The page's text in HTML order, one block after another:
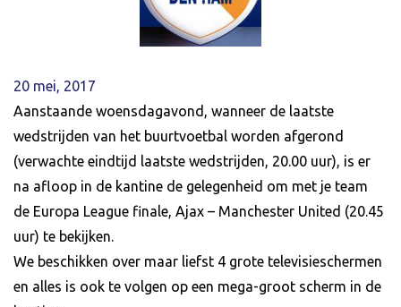
20 mei, 2017
Aanstaande woensdagavond, wanneer de laatste
wedstrijden van het buurtvoetbal worden afgerond
(verwachte eindtijd laatste wedstrijden, 20.00 uur), is er
na afloop in de kantine de gelegenheid om met je team
de Europa League finale, Ajax – Manchester United (20.45
uur) te bekijken.
We beschikken over maar liefst 4 grote televisieschermen
en alles is ook te volgen op een mega-groot scherm in de